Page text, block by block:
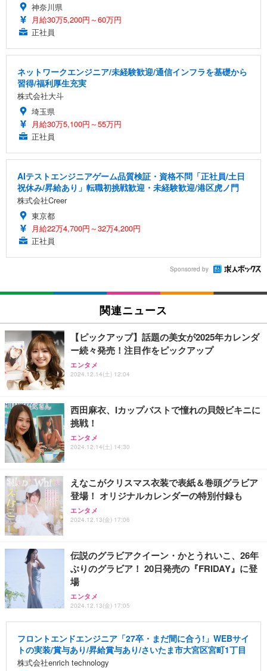
神奈川県
月給30万5,200円～60万円
正社員
ネットワークエンジニア/未経験歓迎/通信インフラを基礎から
習得/福利厚生充実
株式会社大斗
埼玉県
月給30万5,100円～55万円
正社員
AIテストエンジニアゲーム品質検証・資格不問「正社員/土日
祝休み/昇給あり」転職初挑戦歓迎・未経験歓迎/港区虎ノ門
株式会社Creer
東京都
月給22万4,700円～32万4,200円
正社員
Sponsored by
関連ニュース
【ピックアップ】話題の美女が2025年カレンダ
ー続々発売！注目作をピックアップ
エンタメ
2024.12.14(土) 12:04
西田麻衣、Iカップバストで憧れの貝殻ビキニに
挑戦！
エンタメ
2024.12.14(土) 14:30
えなこがクリスマス衣装で表紙＆巻頭グラビア
登場！ オリジナルカレンダーの特別付録も
エンタメ
2024.12.13(金) 17:06
伝説のグラビアクイーン・かとうれいこ、26年
ぶりのグラビア！ 20日発売の『FRIDAY』に登
場
エンタメ
2024.12.13(金) 17:05
フロントエンドエンジニア「27卒・まだ間に合う!」WEBサイ
トの実装/賞与あり/昇給賞与あり/さいたま市大宮区宮町1丁目
株式会社enrich technology